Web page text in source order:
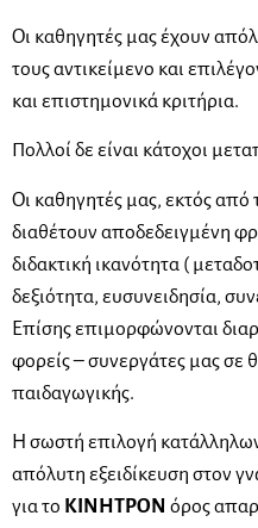
Οι καθηγητές μας έχουν
τους αντικείμενο και
και επιστημονικά κριτήρια.
Πολλοί δε είναι κάτοχοι
Οι καθηγητές μας, εκτός από
διαθέτουν αποδεδειγμένη
διδακτική ικανότητα (
δεξιότητα, ευσυνειδησία,
Επίσης επιμορφώνονται
φορείς – συνεργάτες μας σε
παιδαγωγικής.
Η σωστή επιλογή
απόλυτη εξειδίκευση στον
για το ΚΙΝΗΤΡΟΝ όρος